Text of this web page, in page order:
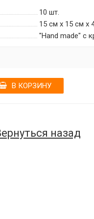
10 шт.
15 см х 15 см х
"Hand made" c
В КОРЗИНУ
назад